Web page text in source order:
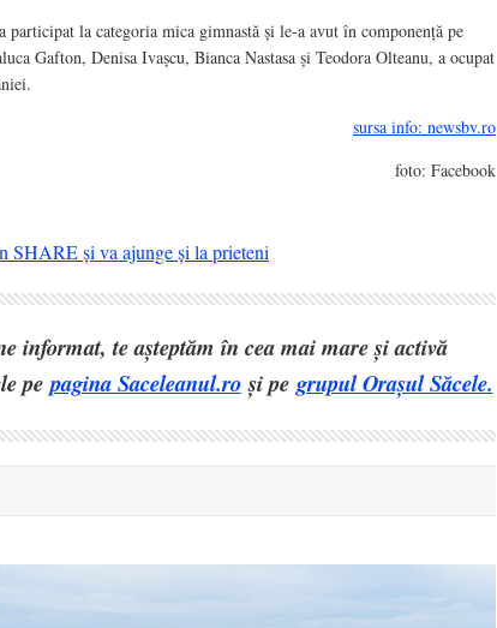
participat la categoria mica gimnastă și le-a avut în componență pe
Gafton, Denisa Ivașcu, Bianca Nastasa și Teodora Olteanu, a ocupat
sursa info: newsbv.ro
foto: Facebook
SHARE și va ajunge și la prieteni
informat, te așteptăm în cea mai mare și activă
pepagina Saceleanul.roși pe grupul Orașul Săcele.